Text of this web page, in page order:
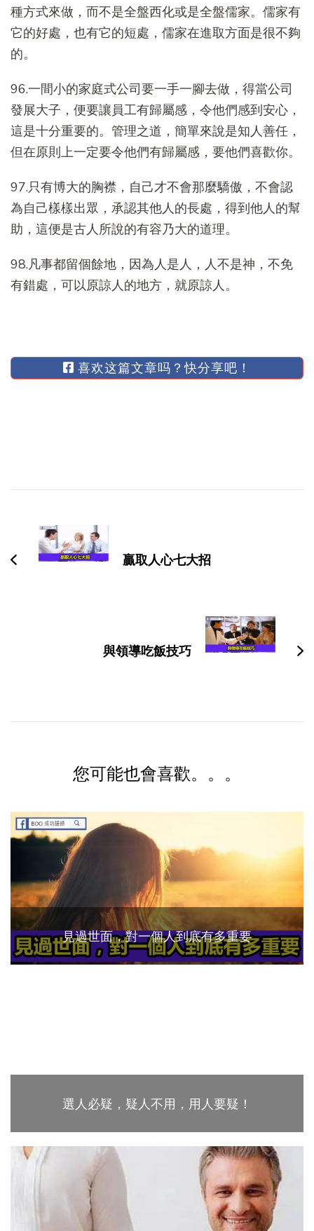
種方式來做，而不是全盤西化或是全盤儒家。儒家有
它的好處，也有它的短處，儒家在進取方面是很不夠
的。
96.一間小的家庭式公司要一手一腳去做，得當公司
發展大子，便要讓員工有歸屬感，令他們感到安心，
這是十分重要的。管理之道，簡單來說是知人善任，
但在原則上一定要令他們有歸屬感，要他們喜歡你。
97.只有博大的胸襟，自己才不會那麼驕傲，不會認
為自己樣樣出眾，承認其他人的長處，得到他人的幫
助，這便是古人所說的有容乃大的道理。
98.凡事都留個餘地，因為人是人，人不是神，不免
有錯處，可以原諒人的地方，就原諒人。
喜欢这篇文章吗？快分享吧！
航
贏取人心七大招
與領導吃飯技巧
您可能也會喜歡。。。
見過世面，對一個人到底有多重要
選人必疑，疑人不用，用人要疑！